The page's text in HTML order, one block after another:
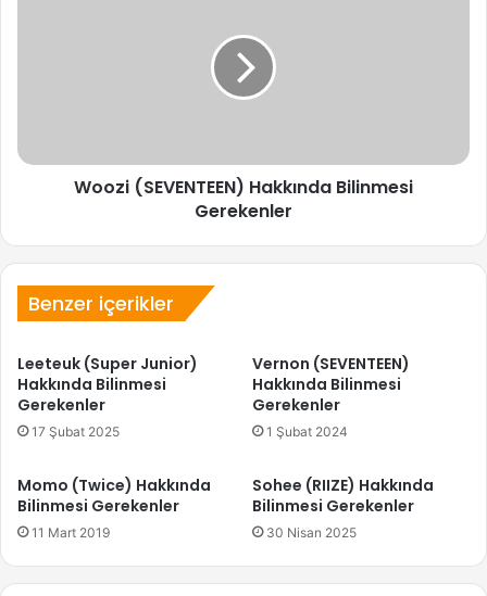
Woozi (SEVENTEEN) Hakkında Bilinmesi
Gerekenler
Benzer içerikler
Leeteuk (Super Junior)
Hakkında Bilinmesi
Gerekenler
17 Şubat 2025
Vernon (SEVENTEEN)
Hakkında Bilinmesi
Gerekenler
1 Şubat 2024
Momo (Twice) Hakkında
Bilinmesi Gerekenler
11 Mart 2019
Sohee (RIIZE) Hakkında
Bilinmesi Gerekenler
30 Nisan 2025